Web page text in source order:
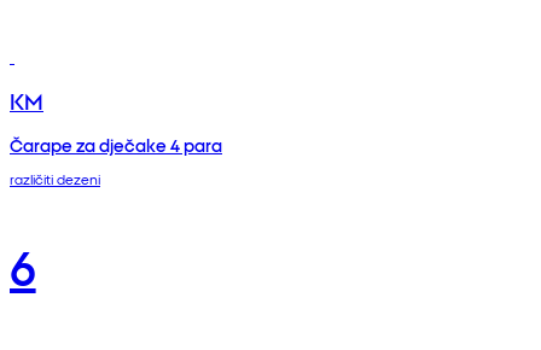
KM
Čarape za dječake 4 para
različiti dezeni
6